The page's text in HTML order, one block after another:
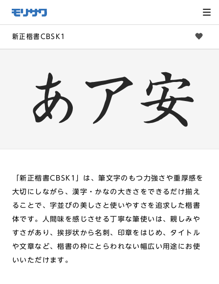
メ
ニュー
飛ばし
へ移動
新正楷書CBSK1
「新正楷書CBSK1」は、筆文字のもつ力強さや重厚感を
大切にしながら、漢字・かなの大きさをできるだけ揃え
ることで、字並びの美しさと使いやすさを追求した楷書
体です。人間味を感じさせる丁寧な筆使いは、親しみや
すさがあり、挨拶状から名刺、印章をはじめ、タイトル
や文章など、楷書の枠にとらわれない幅広い用途にお使
いいただけます。